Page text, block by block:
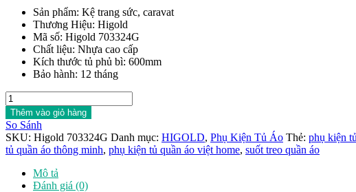
Sản phẩm: Kệ trang sức, caravat
Thương Hiệu: Higold
Mã số: Higold 703324G
Chất liệu: Nhựa cao cấp
Kích thước tủ phủ bì: 600mm
Bảo hành: 12 tháng
Kệ
trang
sức,
caravat
–
Higold
703324G
Thêm vào giỏ hàng
So Sánh
SKU: Higold 703324G Danh mục: HIGOLD, Phụ Kiện Tủ Áo Thẻ: phụ kiện
tủ quần áo thông minh, phụ kiện tủ quần áo việt home, suốt treo quần áo
Mô tả
Đánh giá (0)